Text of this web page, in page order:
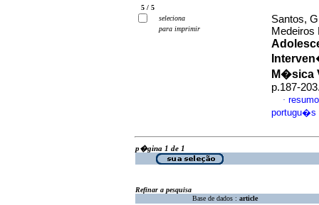
5 / 5
seleciona
para imprimir
Santos,
M�sica
p.187-
·
portugu�s
p�gina 1 de 1
Refinar a pesquisa
Base de dados : article